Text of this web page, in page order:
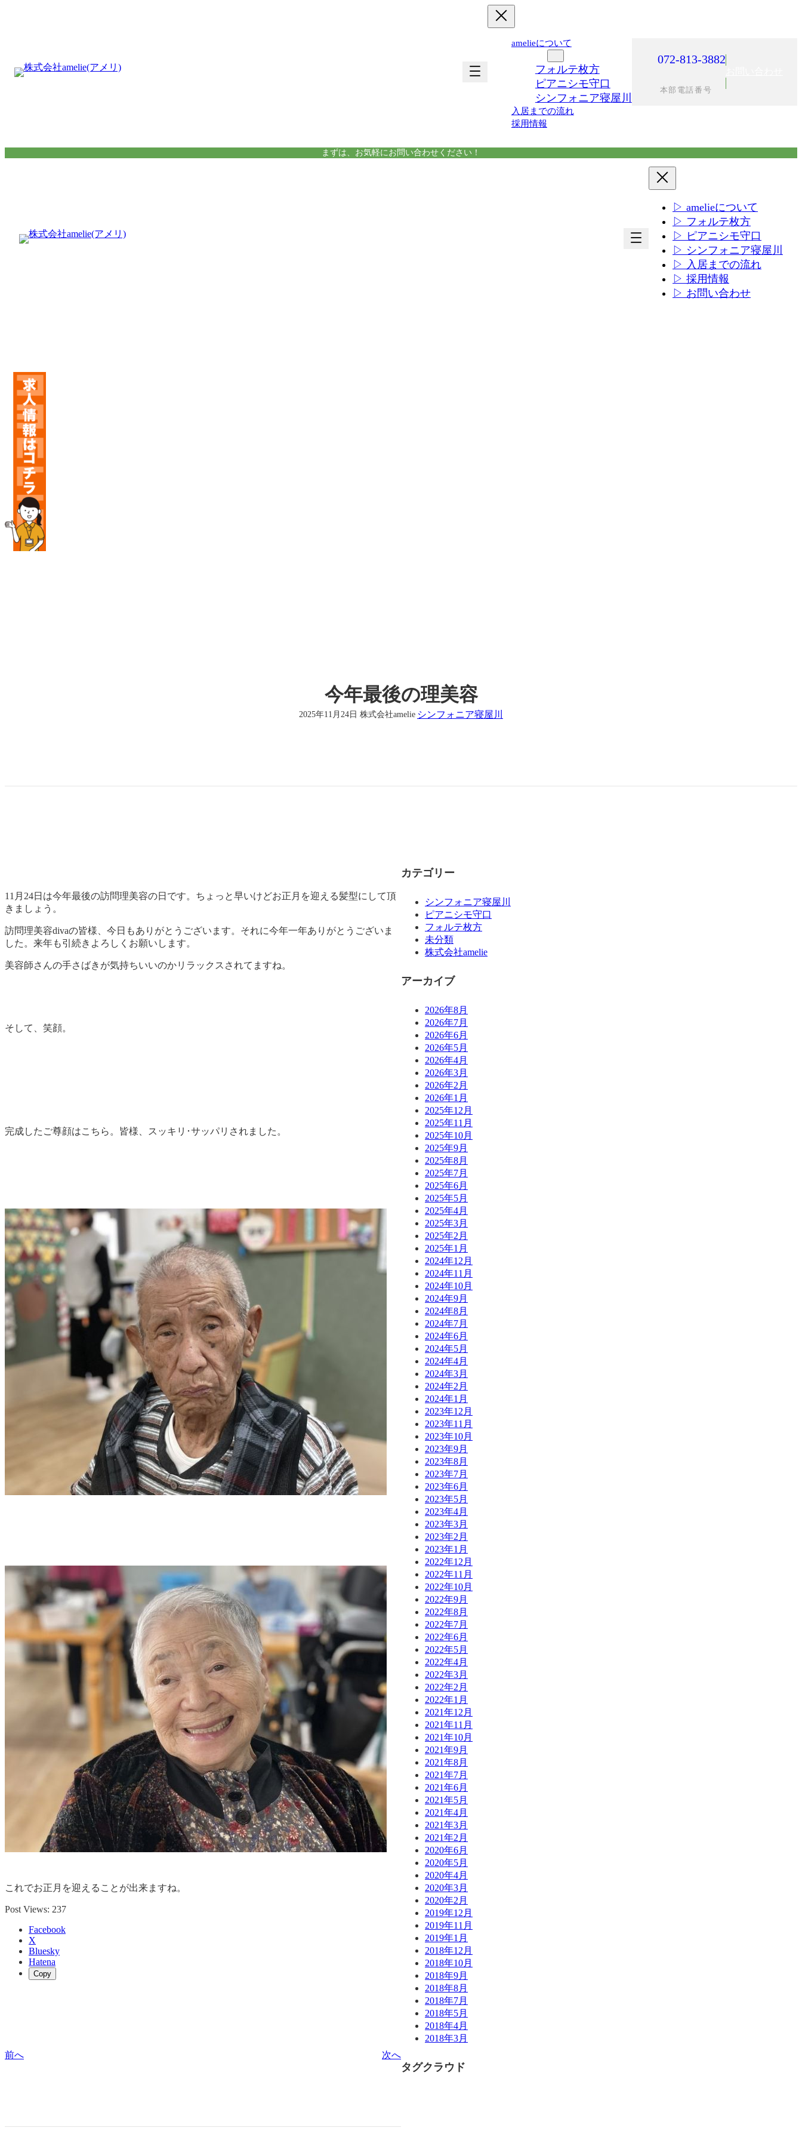
amelieについて
フォルテ枚方
ピアニシモ守口
シンフォニア寝屋川
入居までの流れ
採用情報
072-813-3882
本部電話番号
まずは、お気軽にお問い合わせください！
▷ amelieについて
▷ フォルテ枚方
▷ ピアニシモ守口
▷ シンフォニア寝屋川
▷ 入居までの流れ
▷ 採用情報
▷ お問い合わせ
今年最後の理美容
2025年11月24日 株式会社amelie シンフォニア寝屋川
11月24日は今年最後の訪問理美容の日です。ちょっと早いけどお正月を迎える髪型にして頂
きましょう。
訪問理美容divaの皆様、今日もありがとうございます。それに今年一年ありがとうございま
した。来年も引続きよろしくお願いします。
美容師さんの手さばきが気持ちいいのかリラックスされてますね。
そして、笑顔。
完成したご尊顔はこちら。皆様、スッキリ･サッパリされました。
これでお正月を迎えることが出来ますね。
Post Views: 237
Facebook
X
Bluesky
Hatena
Copy
前へ 次へ
カテゴリー
シンフォニア寝屋川
ピアニシモ守口
フォルテ枚方
未分類
株式会社amelie
アーカイブ
2026年8月
2026年7月
2026年6月
2026年5月
2026年4月
2026年3月
2026年2月
2026年1月
2025年12月
2025年11月
2025年10月
2025年9月
2025年8月
2025年7月
2025年6月
2025年5月
2025年4月
2025年3月
2025年2月
2025年1月
2024年12月
2024年11月
2024年10月
2024年9月
2024年8月
2024年7月
2024年6月
2024年5月
2024年4月
2024年3月
2024年2月
2024年1月
2023年12月
2023年11月
2023年10月
2023年9月
2023年8月
2023年7月
2023年6月
2023年5月
2023年4月
2023年3月
2023年2月
2023年1月
2022年12月
2022年11月
2022年10月
2022年9月
2022年8月
2022年7月
2022年6月
2022年5月
2022年4月
2022年3月
2022年2月
2022年1月
2021年12月
2021年11月
2021年10月
2021年9月
2021年8月
2021年7月
2021年6月
2021年5月
2021年4月
2021年3月
2021年2月
2020年6月
2020年5月
2020年4月
2020年3月
2020年2月
2019年12月
2019年11月
2019年1月
2018年12月
2018年10月
2018年9月
2018年8月
2018年7月
2018年5月
2018年4月
2018年3月
タグクラウド